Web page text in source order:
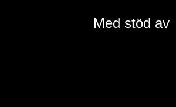
Med stöd av